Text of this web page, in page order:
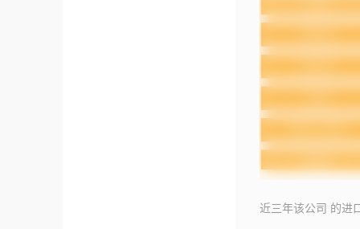
近三年该公司 的进